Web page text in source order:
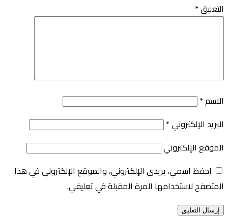
التعليق*
الاسم*
البريد الإلكتروني*
الموقع الإلكتروني
احفظ اسمي، بريدي الإلكتروني، والموقع الإلكتروني في هذا
المتصفح لاستخدامها المرة المقبلة في تعليقي.